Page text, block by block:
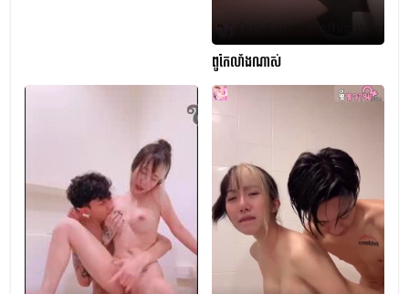
ពូកែលាំងណាស់